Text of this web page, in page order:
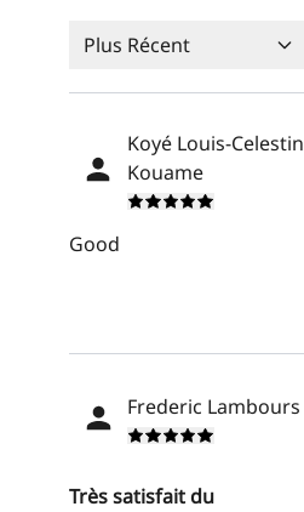
Plus Récent
Koyé Louis-Celestin
Kouame
Good
Frederic Lambours
Très satisfait du